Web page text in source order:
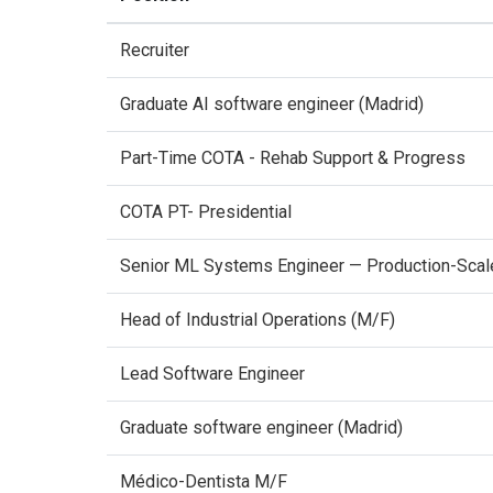
Recruiter
Graduate AI software engineer (Madrid)
Part-Time COTA - Rehab Support & Progress
COTA PT- Presidential
Senior ML Systems Engineer — Production-
Head of Industrial Operations (M/F)
Lead Software Engineer
Graduate software engineer (Madrid)
Médico-Dentista M/F